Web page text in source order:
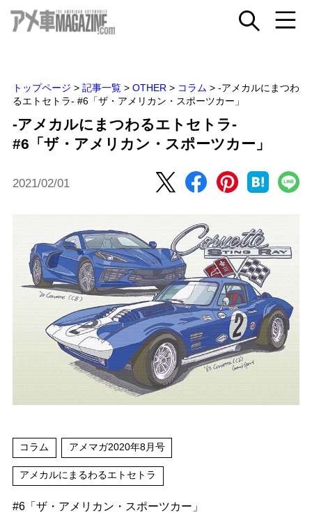
トップページ > 記事一覧 > OTHER > コラム > -アメカルにまつわ
るエトセトラ- #6「ザ・アメリカン・スポーツカー」
-アメカルにまつわるエトセトラ-
#6「ザ・アメリカン・スポーツカー」
2021/02/01
コラム アメマガ2020年8月号
アメカルにまるわるエトセトラ
#6「ザ・アメリカン・スポーツカー」